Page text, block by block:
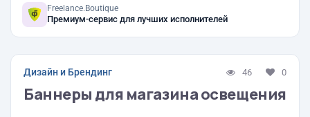
Freelance.Boutique
Премиум-сервис для лучших исполнителей
Дизайн и Брендинг 46 0
Баннеры для магазина освещения